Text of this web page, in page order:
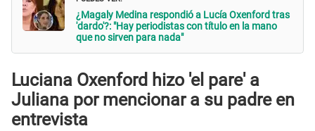
¿Magaly Medina respondió a Lucía Oxenford tras
'dardo'?: "Hay periodistas con título en la mano
que no sirven para nada"
Luciana Oxenford hizo 'el pare' a
Juliana por mencionar a su padre en
entrevista